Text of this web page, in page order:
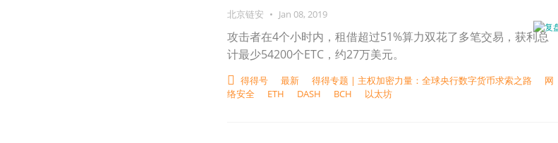
北京链安 • Jan 08, 2019
攻击者在4个小时内，租借超过51%算力双花了多笔交易，获利总
计最少54200个ETC，约27万美元。
得得号 最新 得得专题 | 主权加密力量：全球央行数字货币求索之路
网
络安全
ETH DASH BCH 以太坊